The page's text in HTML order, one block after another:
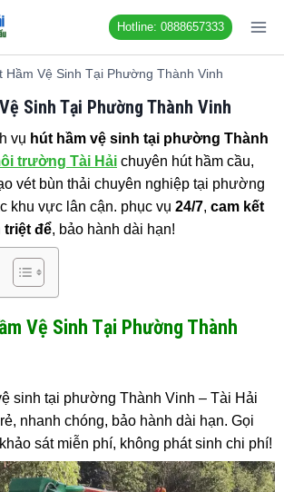
Hotline: 0888657333
Hầm Vệ Sinh Tại Phường Thành Vinh
Sinh Tại Phường Thành Vinh
vụ hút hầm vệ sinh tại phường Thành
trường Tài Hải chuyên hút hầm cầu,
vét bùn thải chuyên nghiệp tại phường
khu vực lân cận. phục vụ 24/7, cam kết
triệt để, bảo hành dài hạn!
Vệ Sinh Tại Phường Thành
sinh tại phường Thành Vinh – Tài Hải
nhanh chóng, bảo hành dài hạn. Gọi
sát miễn phí, không phát sinh chi phí!